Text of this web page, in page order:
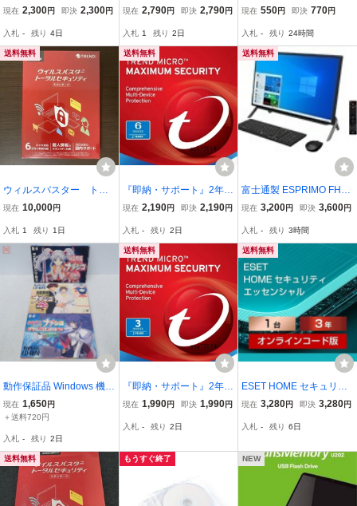
OOK UHシリーズ UH90/
2GB Windows 11 25H2
Home 64bit リカバリ ア
ップグレード済み
現在 2,300円 即決 2,300円
入札 - 残り 4日
台 英語版 ウイルスバスタ
ン17.9(2026年) ダウンロ
ード版 トレンドマイクロ
現在 2,790円 即決 2,790円
入札 1 残り 2日
HP Driver Recovery DVD
840 Z1 G3 24in Aio Work
station★AB1710
現在 550円 即決 770円
入札 - 残り 24時間
送料無料
ウィルスバスター トー
タルセキュリティ スタ
で利用可能
現在 10,000円
入札 1 残り 1日
送料無料
『即納・サポート』2年6
台 英語版 ウイルスバスタ
ン17.9(2026年) ダウンロ
ード版 トレンドマイクロ
現在 2,190円 即決 2,190円
入札 - 残り 2日
送料無料
富士通製 ESPRIMO FH7
7/E3用 再セットアップ 回
現在 3,200円 即決 3,600円
入札 - 残り 3時間
動作保証品 Windows 機動
戦艦ナデシコ ナデシコで
遊ぼう! Vol.1/Vol.2/デジタ
ョン まとめて3本セット
【10
現在 1,650円
＋送料720円
入札 - 残り 2日
送料無料
『即納・サポート』2年3
台 英語版 ウイルスバスタ
ン17.9(2026年) ダウンロ
現在 1,990円 即決 1,990円
入札 - 残り 2日
送料無料
ESET HOME セキュリテ
ィ エッセンシャル １台
現在 3,280円 即決 3,280円
入札 - 残り 6日
送料無料 もうすぐ終了 NEW